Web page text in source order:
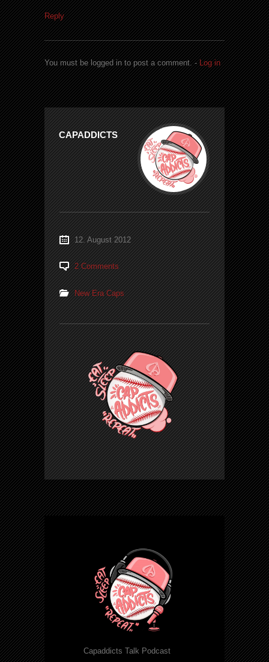
Reply
You must be logged in to post a comment. -Log in
CAPADDICTS
12. August 2012
2 Comments
New Era Caps
Capaddicts Talk Podcast